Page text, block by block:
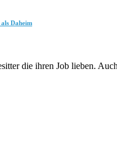
Daheim
die ihren Job lieben.